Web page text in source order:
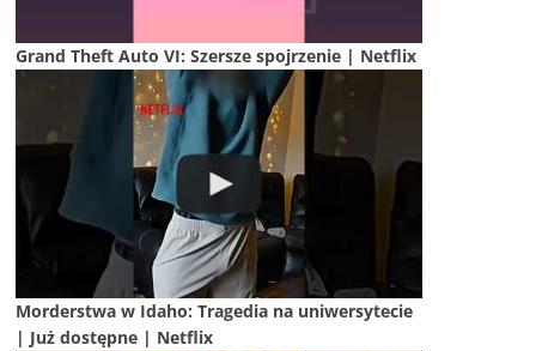
Grand Theft Auto VI: Szersze spojrzenie | Netflix
Morderstwa w Idaho: Tragedia na uniwersytecie
| Już dostępne | Netflix